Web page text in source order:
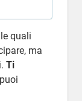
quali
ma
Ti